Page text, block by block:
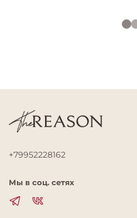
+79952228162
Мы в соц. сетях